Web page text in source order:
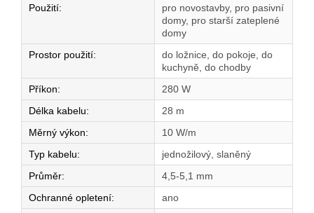
Použití:
pro novostavby, pro pasivní
domy, pro starší zateplené
domy
Prostor použití:
do ložnice, do pokoje, do
kuchyně, do chodby
Příkon:
280 W
Délka kabelu:
28 m
Měrný výkon:
10 W/m
Typ kabelu:
jednožilový, slaněný
Průměr:
4,5-5,1 mm
Ochranné opletení:
ano